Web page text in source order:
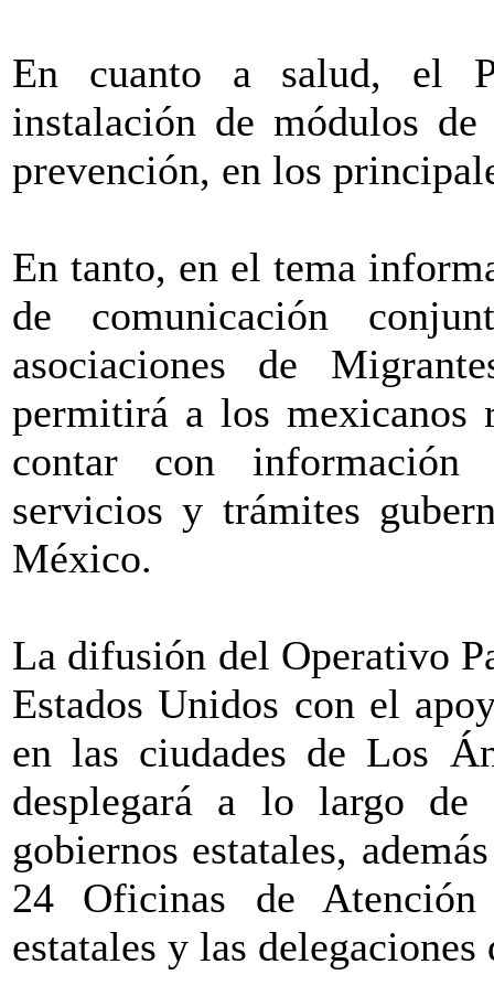
En cuanto a salud, el
instalación de módulos
prevención, en los
En tanto, en el tema
de comunicación
asociaciones de
permitirá a los mexicanos
contar con información
servicios y trámites
México.
La difusión del Operativo
Estados Unidos con el
en las ciudades de Los
desplegará a lo largo
gobiernos estatales,
24 Oficinas de
estatales y las